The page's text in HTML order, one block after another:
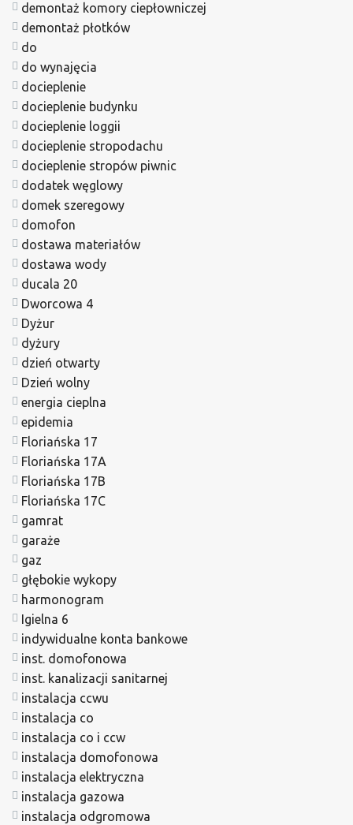
demontaż komory ciepłowniczej
demontaż płotków
do
do wynajęcia
docieplenie
docieplenie budynku
docieplenie loggii
docieplenie stropodachu
docieplenie stropów piwnic
dodatek węglowy
domek szeregowy
domofon
dostawa materiałów
dostawa wody
ducala 20
Dworcowa 4
Dyżur
dyżury
dzień otwarty
Dzień wolny
energia cieplna
epidemia
Floriańska 17
Floriańska 17A
Floriańska 17B
Floriańska 17C
gamrat
garaże
gaz
głębokie wykopy
harmonogram
Igielna 6
indywidualne konta bankowe
inst. domofonowa
inst. kanalizacji sanitarnej
instalacja ccwu
instalacja co
instalacja co i ccw
instalacja domofonowa
instalacja elektryczna
instalacja gazowa
instalacja odgromowa